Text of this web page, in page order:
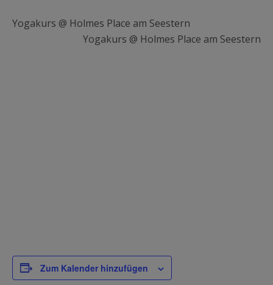
Yogakurs @ Holmes Place am Seestern
Yogakurs @ Holmes Place am Seestern
Zum Kalender hinzufügen